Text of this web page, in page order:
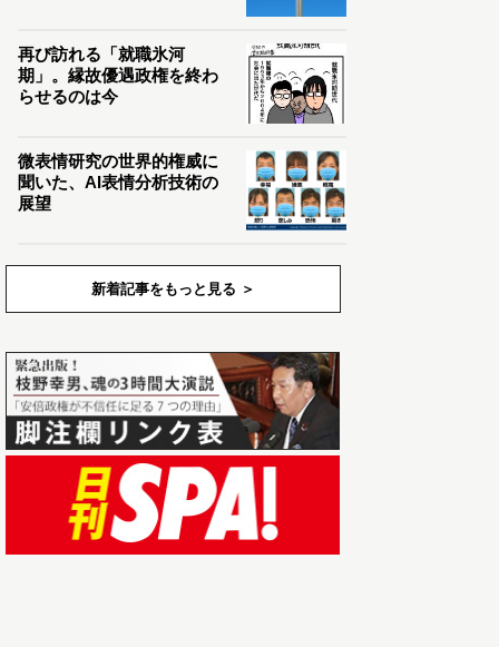
再び訪れる「就職氷河
期」。縁故優遇政権を終わ
らせるのは今
微表情研究の世界的権威に
聞いた、AI表情分析技術の
展望
新着記事をもっと見る